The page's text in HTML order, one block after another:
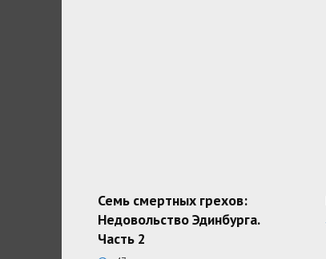
Семь смертных грехов:
Недовольство Эдинбурга.
Часть 2